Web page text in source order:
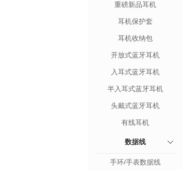
重磅新品耳机
耳机保护套
耳机收纳包
开放式蓝牙耳机
入耳式蓝牙耳机
半入耳式蓝牙耳机
头戴式蓝牙耳机
有线耳机
数据线
手环/手表数据线